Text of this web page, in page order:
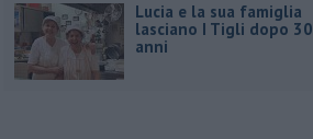
Lucia e la sua famiglia
lasciano I Tigli dopo 30
anni